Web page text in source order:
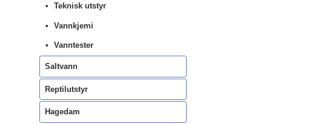
Teknisk utstyr
Vannkjemi
Vanntester
Saltvann
Reptilutstyr
Hagedam